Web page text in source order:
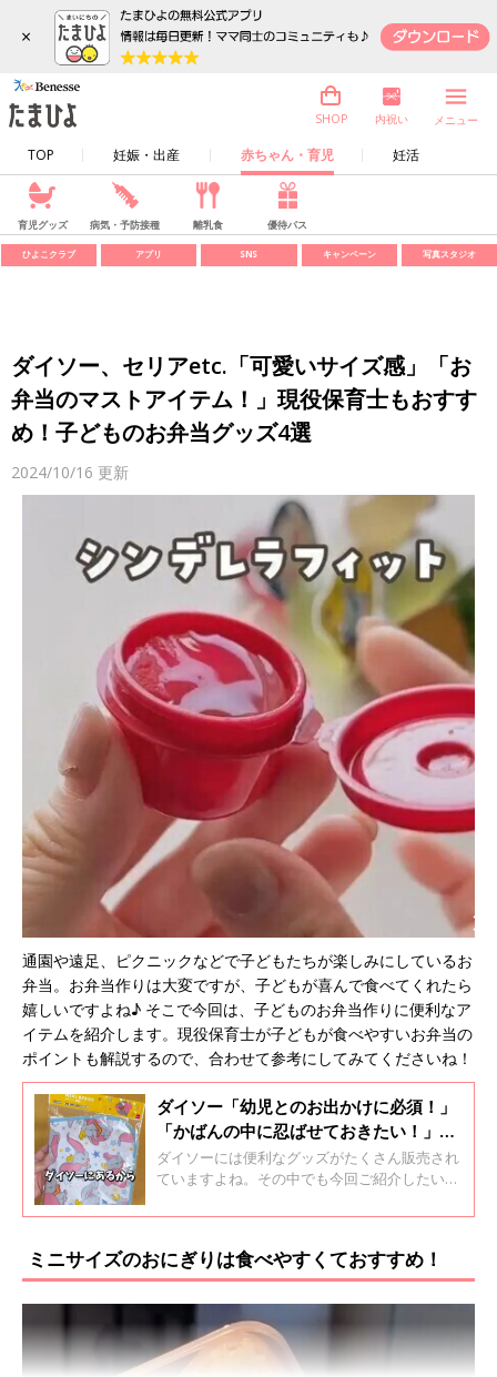
×
TOP 妊娠・出産 赤ちゃん・育児 妊活
SHOP 内祝い メニュー
育児グッズ 病気・予防接種 離乳食 優待パス
ひよこクラブ アプリ SNS キャンペーン 写真スタジオ
ダイソー、セリアetc.「可愛いサイズ感」「お
弁当のマストアイテム！」現役保育士もおすす
め！子どものお弁当グッズ4選
2024/10/16 更新
通園や遠足、ピクニックなどで子どもたちが楽しみにしているお
弁当。お弁当作りは大変ですが、子どもが喜んで食べてくれたら
嬉しいですよね♪ そこで今回は、子どものお弁当作りに便利なア
イテムを紹介します。現役保育士が子どもが食べやすいお弁当の
ポイントも解説するので、合わせて参考にしてみてくださいね！
ダイソー「幼児とのお出かけに必須！」
「かばんの中に忍ばせておきたい！」超
お役立ちグッズ4選
ダイソーには便利なグッズがたくさん販売され
ていますよね。その中でも今回ご紹介したいの
ム！お手頃価格で買えて、しかも超便利なもの
助かるので、ぜひぜひ参考にしてみてくださ
い。
ミニサイズのおにぎりは食べやすくておすすめ！